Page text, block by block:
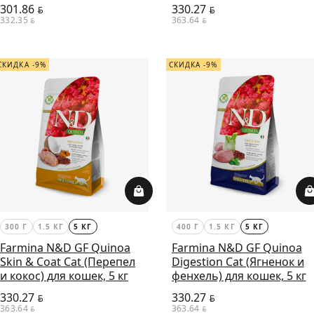
301.86 BYN
332.35 BYN
330.27BYN
363.64 BYN
-9%
300 Г 1.5 КГ 5 КГ
Farmina N&D GF Quinoa
Skin & Coat Cat (Перепел
и кокос) для кошек, 5 кг
330.27 BYN
363.64 BYN
СКИДКА -9%
400 Г 1.5 КГ 5 КГ
Farmina N&D GF Quinoa
Digestion Cat (Ягненок и
фенхель) для кошек, 5 кг
330.27BYN
363.64 BYN